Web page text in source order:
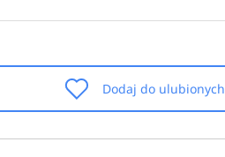
Dodaj do ulubionych